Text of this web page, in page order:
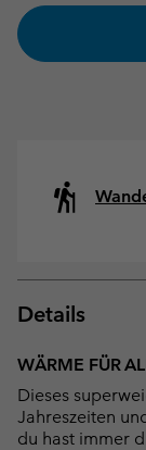
Details
WÄRME FÜR
Dieses
Jahreszeiten
du hast immer